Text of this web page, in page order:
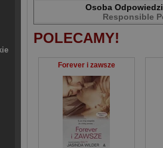
Osoba
Responsible
POLECAMY!
Forever i zawsze